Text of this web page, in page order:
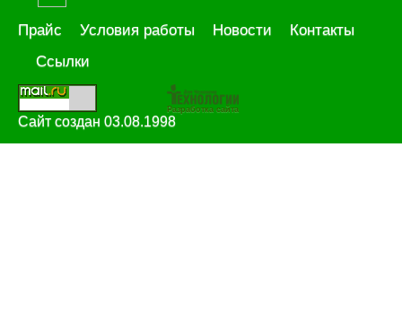
Прайс Условия работы Новости
Контакты
Ссылки
Разработка сайта
Сайт создан 03.08.1998